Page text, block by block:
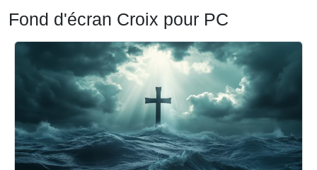
Fond d'écran Croix pour PC